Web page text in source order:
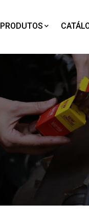
PRODUTOS